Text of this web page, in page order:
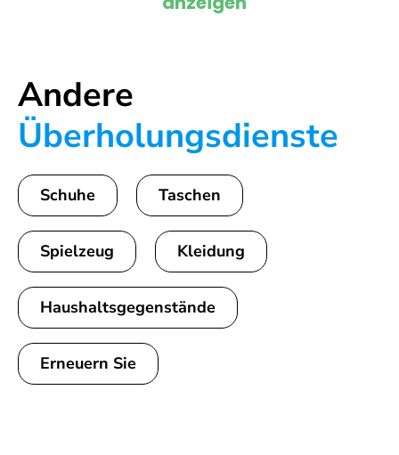
Andere
Überholungsdienste
Schuhe Taschen
Spielzeug Kleidung
Haushaltsgegenstände
Erneuern Sie